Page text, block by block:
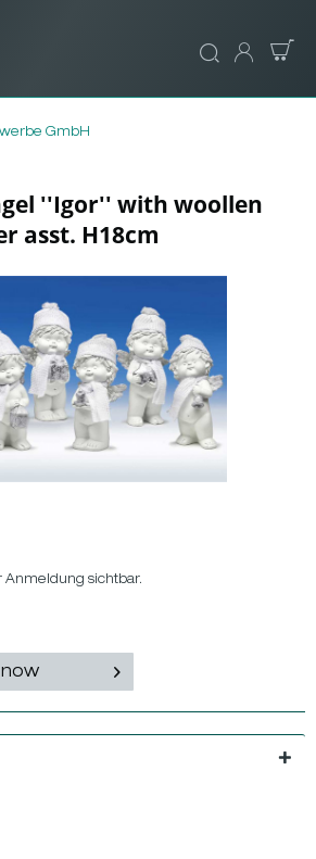
GmbH
''Igor'' with woollen
asst. H18cm
Anmeldung sichtbar.